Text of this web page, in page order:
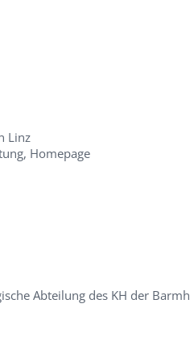
Linz
Homepage
Abteilung des KH der